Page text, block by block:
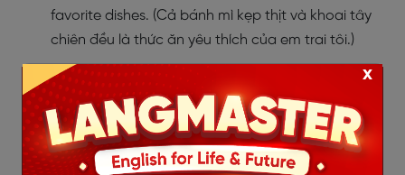
favorite dishes. (Cả bánh mì kẹp thịt và khoai tây
chiên đều là thức ăn yêu thích của em trai tôi.)
x